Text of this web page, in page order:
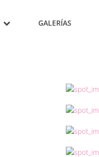
GALERÍAS